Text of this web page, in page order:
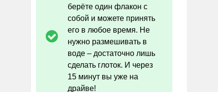
берёте один флакон с
собой и можете принять
его в любое время. Не
нужно размешивать в
воде – достаточно лишь
сделать глоток. И через
15 минут вы уже на
драйве!